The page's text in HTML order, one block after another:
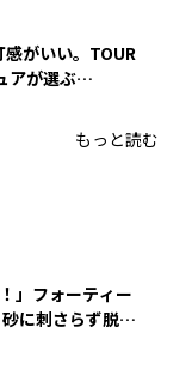
感がいい。TOUR
アが選ぶ
もっと読む
」フォーティー
に刺さらず脱出